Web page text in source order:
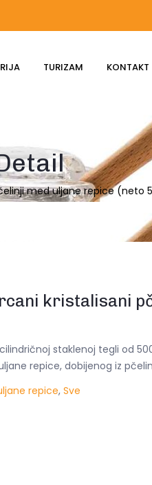
TURIZAM KONTAKT
med uljane repice (neto
kristalisani
staklenoj tegli od
repice, dobijenog iz
repice, Sve